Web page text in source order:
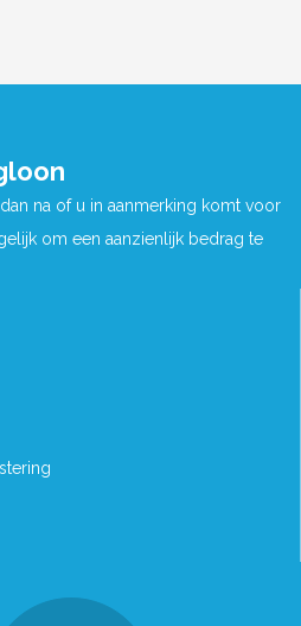
dan na of u in aanmerking komt voor
om een aanzienlijk bedrag te